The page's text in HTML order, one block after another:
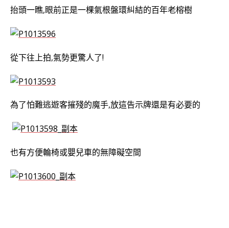
抬頭一瞧,眼前正是一棵氣根盤環糾結的百年老榕樹
從下往上拍,氣勢更驚人了!
為了怕難逃遊客摧殘的魔手,放這告示牌還是有必要的
也有方便輪椅或嬰兒車的無障礙空間